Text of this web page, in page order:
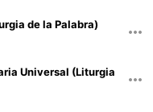
de la Palabra)
Universal (Liturgia de la